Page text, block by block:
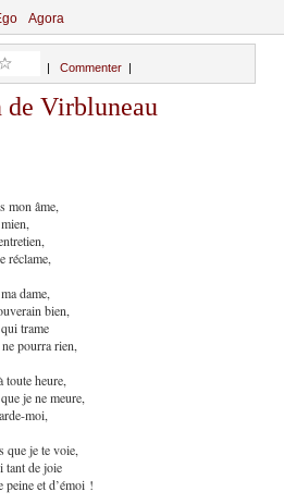
Agora
Commenter
de Virbluneau
mon âme,
réclame,
dame,
bien,
trame
pourra rien,
heure,
je ne meure,
moi,
que je te voie,
tant de joie
peine et d’émoi !